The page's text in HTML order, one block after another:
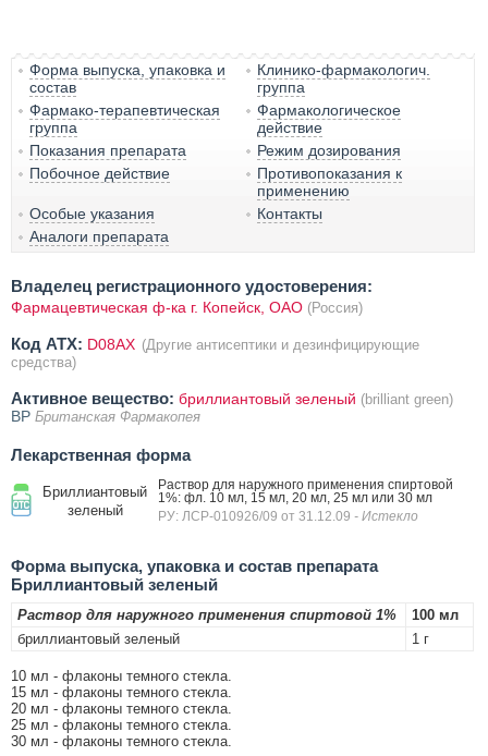
Форма выпуска, упаковка и
состав
Клинико-фармакологич.
группа
Фармако-терапевтическая
группа
Фармакологическое
действие
Показания препарата
Режим дозирования
Побочное действие
Противопоказания к
применению
Особые указания
Контакты
Аналоги препарата
Владелец регистрационного удостоверения:
Фармацевтическая ф-ка г. Копейск, ОАО (Россия)
Код ATX: D08AX (Другие антисептики и дезинфицирующие
средства)
Активное вещество: бриллиантовый зеленый (brilliant green)
BP Британская Фармакопея
Лекарственная форма
Бриллиантовый
зеленый
Раствор для наружного применения спиртовой
1%: фл. 10 мл, 15 мл, 20 мл, 25 мл или 30 мл
РУ: ЛСР-010926/09 от 31.12.09 - Истекло
Форма выпуска, упаковка и состав препарата
Бриллиантовый зеленый
Раствор для наружного применения спиртовой 1%
100 мл
бриллиантовый зеленый
1 г
10 мл - флаконы темного стекла.
15 мл - флаконы темного стекла.
20 мл - флаконы темного стекла.
25 мл - флаконы темного стекла.
30 мл - флаконы темного стекла.